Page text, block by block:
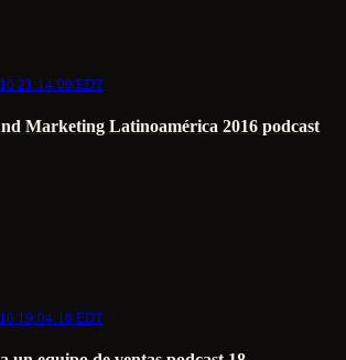
21:14:00 EDT
Marketing Latinoamérica 2016 podcast
19:04:18 EDT